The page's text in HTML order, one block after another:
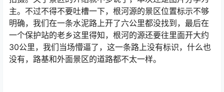
主。不过不得不要吐槽一下，根河源的景区位置标示不够
明确，我们在一条水泥路上开了六公里都没找到，最后在
一个保护站的老乡这里得知，根河的源还要往里面开大约
30公里，我们当场懵逼了，这一条路上没有标识，什么也
没有，路基和外面景区的道路都不太一样。